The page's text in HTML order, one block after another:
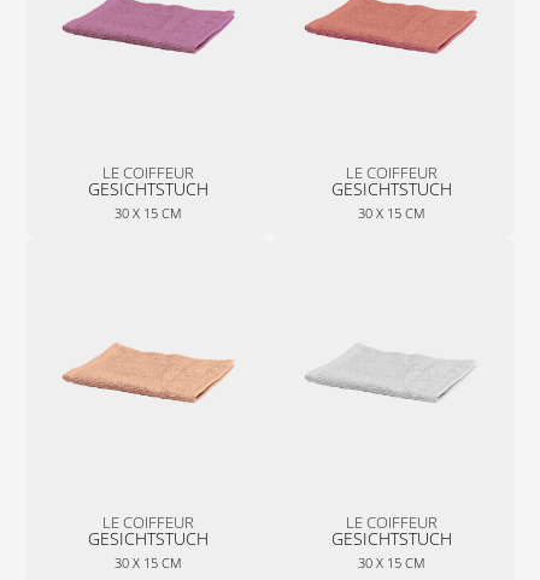
LE COIFFEUR
GESICHTSTUCH
30 X 15 CM
LE COIFFEUR
GESICHTSTUCH
30 X 15 CM
LE COIFFEUR
GESICHTSTUCH
30 X 15 CM
LE COIFFEUR
GESICHTSTUCH
30 X 15 CM